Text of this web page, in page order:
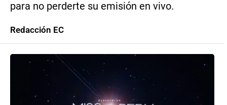
para no perderte su emisión en vivo.
Redacción EC